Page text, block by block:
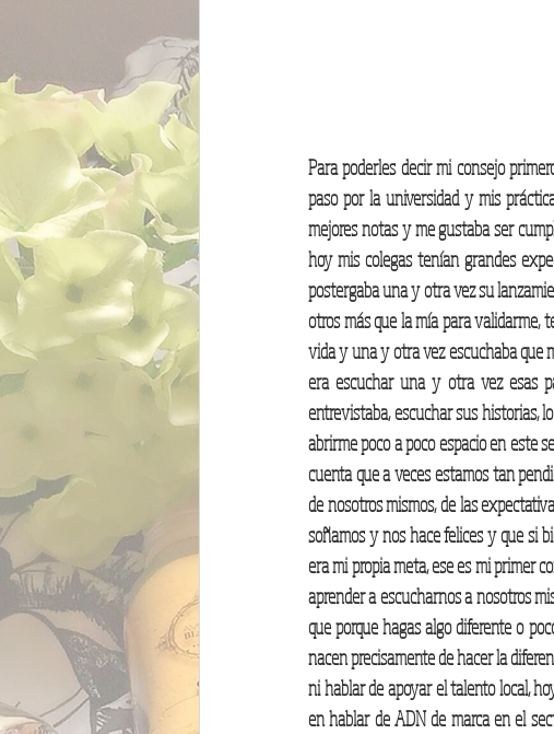
Para poderles decir mi consejo
paso por la universidad y mis
mejores notas y me gustaba ser
hoy mis colegas tenían grandes
postergaba una y otra vez su
otros más que la mía para validarme,
vida y una y otra vez escuchaba que
era escuchar una y otra vez esas
entrevistaba, escuchar sus historias,
abrirme poco a poco espacio en este
cuenta que a veces estamos tan
de nosotros mismos, de las
soñamos y nos hace felices y que si
era mi propia meta, ese es mi primer
aprender a escucharnos a nosotros
que porque hagas algo diferente o
nacen precisamente de hacer la
ni hablar de apoyar el talento local,
en hablar de ADN de marca en el